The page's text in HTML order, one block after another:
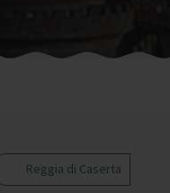
Reggia di Caserta